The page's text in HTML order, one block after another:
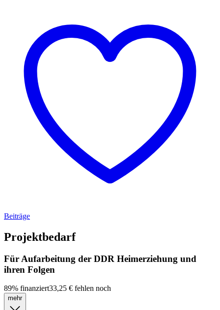
Beiträge
Projektbedarf
Für Aufarbeitung der DDR Heimerziehung und
ihren Folgen
89% finanziert33,25 € fehlen noch
mehr